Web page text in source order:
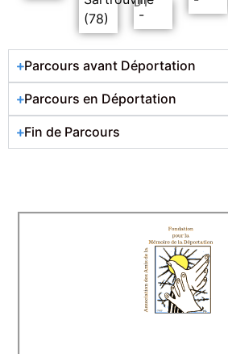
(78)
-
Parcours avant Déportation
Parcours en Déportation
Fin de Parcours